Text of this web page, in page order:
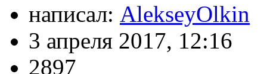
написал: AlekseyOlkin
3 апреля 2017, 12:16
2897